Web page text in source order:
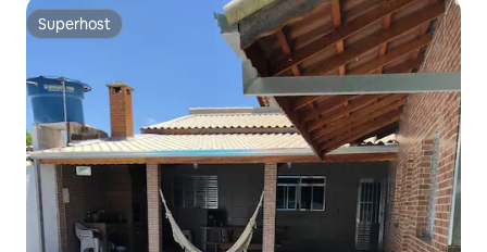
Superhost
Superhost